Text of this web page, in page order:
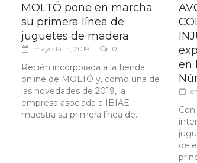
MOLTÓ pone en marcha
su primera línea de
juguetes de madera
mayo 14th, 2019 0
Recién incorporada a la tienda
online de MOLTÓ y, como una de
las novedades de 2019, la
empresa asociada a IBIAE
muestra su primera línea de...
en
de